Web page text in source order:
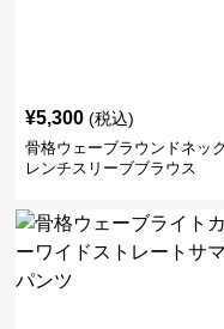
¥5,300 (税込)
骨格ウェーブラウンドネッ
レンチスリーブブラウス